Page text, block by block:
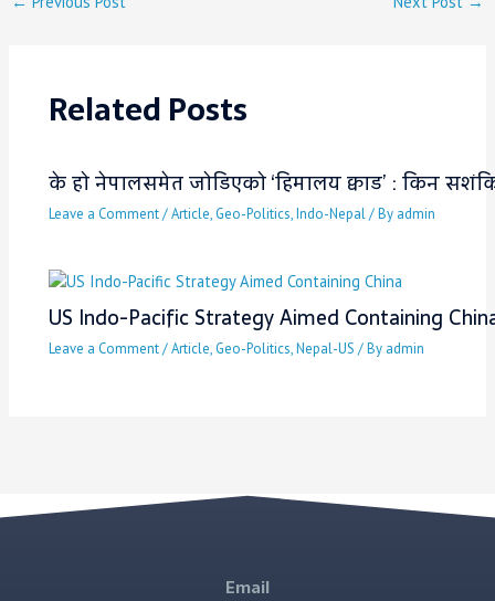
Related Posts
के हो नेपालसमेत जोडिएको ‘हिमालय क्वाड’ : किन
Leave a Comment/Article, Geo-Politics,Indo-Nepal/ By admin
US Indo-Pacific Strategy Aimed Containing
Leave a Comment/Article, Geo-Politics,Nepal-US / By admin
Email